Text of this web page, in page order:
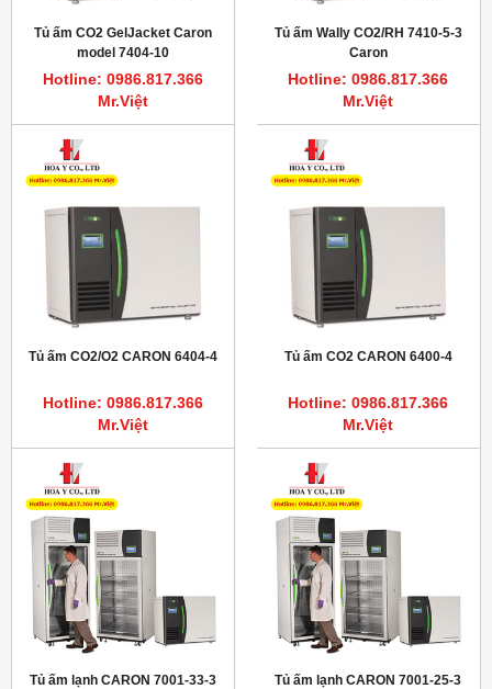
Tủ ấm CO2 GelJacket Caron
model 7404-10
Hotline: 0986.817.366
Mr.Việt
Tủ ấm Wally CO2/RH 7410-5-3
Caron
Hotline: 0986.817.366
Mr.Việt
Tủ ấm CO2/O2 CARON 6404-4
Hotline: 0986.817.366
Mr.Việt
Tủ ấm CO2 CARON 6400-4
Hotline: 0986.817.366
Mr.Việt
Tủ ấm lạnh CARON 7001-33-3 Tủ ấm lạnh CARON 7001-25-3